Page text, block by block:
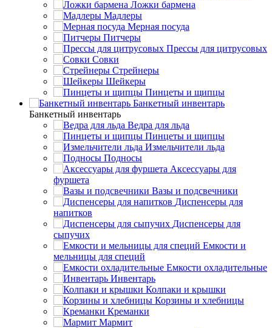
Ложки бармена
Мадлеры
Мерная посуда
Питчеры
Прессы для цитрусовых
Совки
Стрейнеры
Шейкеры
Пинцеты и щипцы
Банкетный инвентарь
Банкетный инвентарь
Ведра для льда
Пинцеты и щипцы
Измельчители льда
Подносы
Аксессуары для
фуршета
Вазы и подсвечники
Диспенсеры для
напитков
Диспенсеры для
сыпучих
Емкости и
мельницы для специй
Емкости охладительные
Инвентарь
Колпаки и крышки
Корзины и хлебницы
Креманки
Мармит